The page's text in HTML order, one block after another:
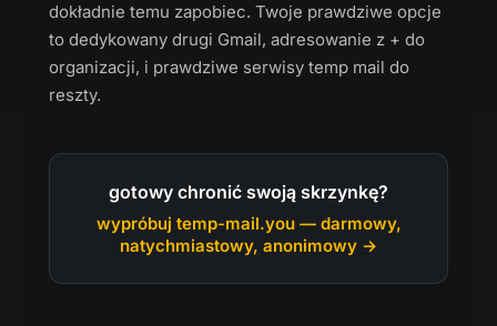
dokładnie temu zapobiec. Twoje prawdziwe opcje
to dedykowany drugi Gmail, adresowanie z + do
organizacji, i prawdziwe serwisy temp mail do
reszty.
gotowy chronić swoją skrzynkę?
wypróbuj temp-mail.you — darmowy,
natychmiastowy, anonimowy →